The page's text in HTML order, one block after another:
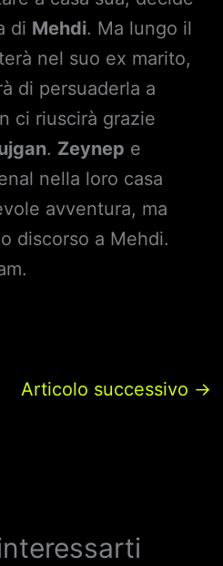
di Mehdi. Ma lungo il
nel suo ex marito,
di persuaderla a
ci riuscirà grazie
. Zeynep e
nella loro casa
avventura, ma
discorso a Mehdi.
Articolo successivo →